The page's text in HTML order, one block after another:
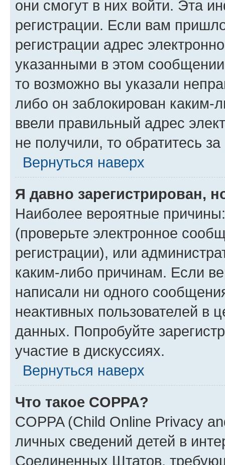
они смогут в них войти. Эта
регистрации. Если вам
регистрации адрес
указанными в этом
то возможно вы указали
либо он заблокирован
ввели правильный адрес
не получили, то обратитесь
Вернуться наверх
Я давно зарегистрирован,
Наиболее вероятные
(проверьте электронное
регистрации), или
каким-либо причинам. Если
написали ни одного
неактивных пользователей в
данных. Попробуйте
участие в дискуссиях.
Вернуться наверх
Что такое COPPA?
COPPA (Child Online Privacy
личных сведений детей в
Соединенных Штатов,